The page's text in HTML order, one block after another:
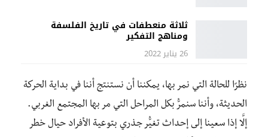
ثلاثة منعطفات في تاريخ الفلسفة
ومناهج التفكير
26 يناير 2022
نظرًا للحالة التي نمر بها، يمكننا أن نستنتج أننا في بداية الحركة
الحديثة، وأننا سنمرُّ بكل المراحل التي مر بها المجتمع الغربي.
إلَّا إذا سعينا إلى إحداث تغيُّر جذري بتوعية الأفراد حيال خطر